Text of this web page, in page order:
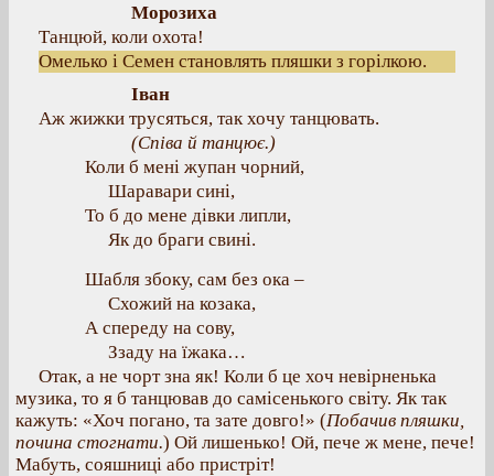
Морозиха
Танцюй, коли охота!
Омелько і Семен становлять пляшки з горілкою.
Іван
Аж жижки трусяться, так хочу танцювать.
(Співа й танцює.)
Коли б мені жупан чорний,
Шаравари сині,
То б до мене дівки липли,
Як до браги свині.
Шабля збоку, сам без ока –
Схожий на козака,
А спереду на сову,
Ззаду на їжака…
Отак, а не чорт зна як! Коли б це хоч невірненька
музика, то я б танцював до самісенького світу. Як так
кажуть: «Хоч погано, та зате довго!» (Побачив пляшки,
почина стогнати.) Ой лишенько! Ой, пече ж мене, пече!
Мабуть, сояшниці або пристріт!